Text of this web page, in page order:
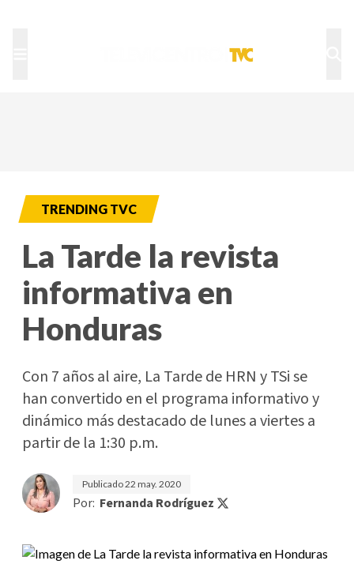
TRENDING TVC
La Tarde la revista
informativa en
Honduras
Con 7 años al aire, La Tarde de HRN y TSi se
han convertido en el programa informativo y
dinámico más destacado de lunes a viertes a
partir de la 1:30 p.m.
Publicado22 may. 2020
Por: Fernanda Rodríguez